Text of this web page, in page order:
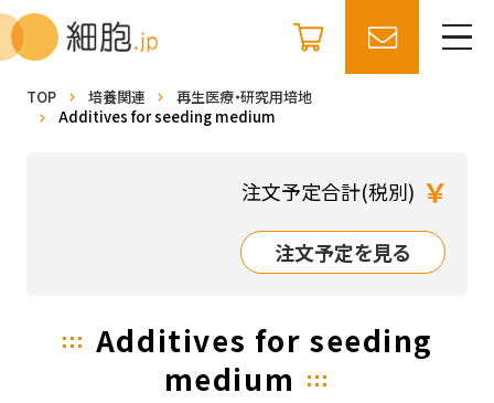
TOP 培養関連
再生医療・研究用培地
Additives for seeding medium
注文予定合計(税別) ￥
注文予定を見る
Additives for seeding
medium